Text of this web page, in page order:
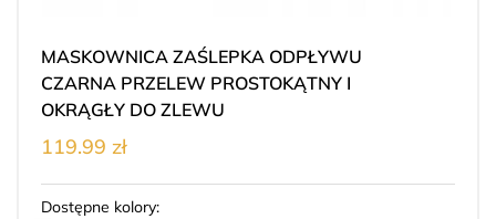
MASKOWNICA ZAŚLEPKA ODPŁYWU
CZARNA PRZELEW PROSTOKĄTNY I
OKRĄGŁY DO ZLEWU
119.99 zł
Dostępne kolory: